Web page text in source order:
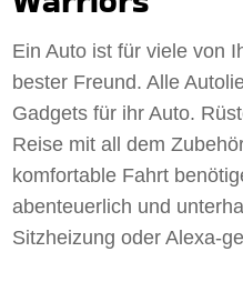
Ein Auto ist für viele von
bester Freund. Alle
Gadgets für ihr Auto.
Reise mit all dem
komfortable Fahrt
abenteuerlich und
Sitzheizung oder Alexa-